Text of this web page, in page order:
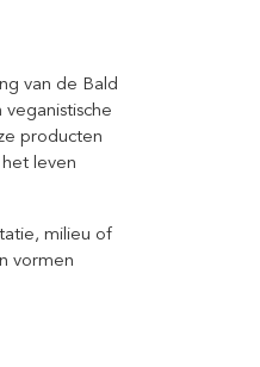
van de Bald
producten
leven
milieu of
vormen